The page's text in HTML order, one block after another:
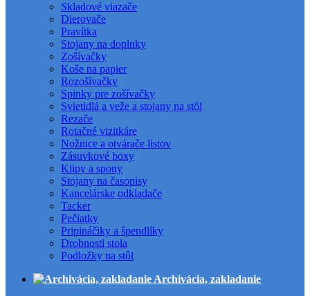
Skladové viazače
Dierovače
Pravítka
Stojany na doplnky
Zošívačky
Koše na papier
Rozošívačky
Spinky pre zošívačky
Svietidlá a veže a stojany na stôl
Rezače
Rotačné vizitkáre
Nožnice a otvárače listov
Zásuvkové boxy
Klipy a spony
Stojany na časopisy
Kancelárske odkladače
Tacker
Pečiatky
Pripináčiky a špendlíky
Drobnosti stola
Podložky na stôl
Archivácia, zakladanie